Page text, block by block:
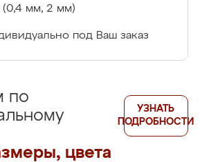
(0,4 мм, 2 мм)
под Ваш заказ
по
цвета
УЗНАТЬ
ПОДРОБНОСТИ